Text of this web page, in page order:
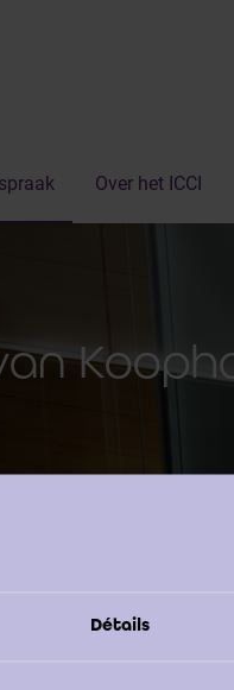
Détails
Over het ICCI